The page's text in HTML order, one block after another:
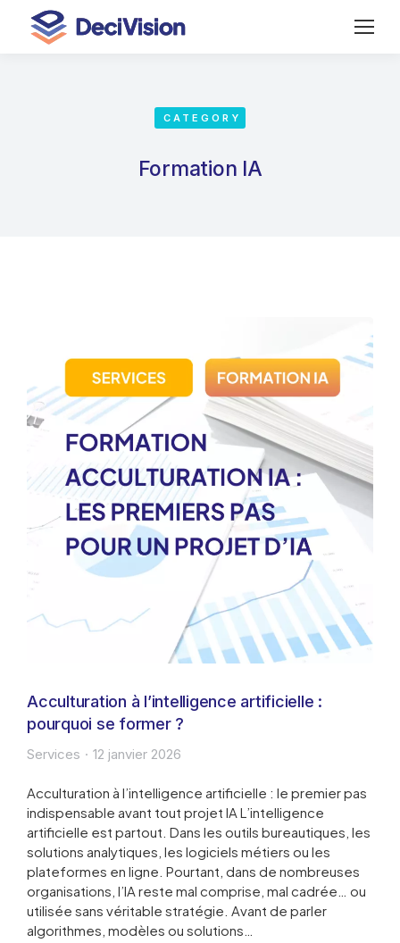
CATEGORY
Formation IA
Acculturation à l’intelligence artificielle :
pourquoi se former ?
Services 12 janvier 2026
Acculturation à l’intelligence artificielle : le premier pas
indispensable avant tout projet IA L’intelligence
artificielle est partout. Dans les outils bureautiques, les
solutions analytiques, les logiciels métiers ou les
plateformes en ligne. Pourtant, dans de nombreuses
organisations, l’IA reste mal comprise, mal cadrée… ou
utilisée sans véritable stratégie. Avant de parler
algorithmes, modèles ou solutions…